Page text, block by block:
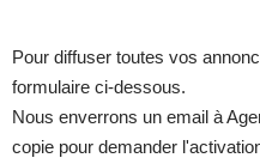
Pour diffuser toutes vos
formulaire ci-dessous.
Nous enverrons un email à
copie pour demander